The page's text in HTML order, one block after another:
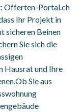
Offerten-Portal.ch
Ihr Projekt in
sicheren Beinen
Sie sich die
Hausrat und Ihre
Sie aus